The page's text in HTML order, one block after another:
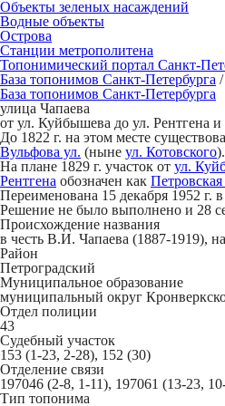
Объекты зеленых насаждений
Водные объекты
Острова
Станции метрополитена
Топонимический портал Санкт-
База топонимов Санкт-Петербурга /
База топонимов Санкт-Петербурга
улица Чапаева
от ул. Куйбышева до ул. Рентгена и
До 1822 г. на этом месте
Вульфова ул. (ныне ул. Котовского
На плане 1829 г. участок от ул.
Рентгена обозначен как Петровская
Переименована 15 декабря 1952 г.
Решение не было выполнено и 28
Происхождение названия
в чеcть В.И. Чапаева (1887-1919),
Район
Петроградский
Муниципальное образование
муниципальный округ
Отдел полиции
43
Судебный участок
153 (1-23, 2-28), 152 (30)
Отделение связи
197046 (2-8, 1-11), 197061 (13-23,
Тип топонима